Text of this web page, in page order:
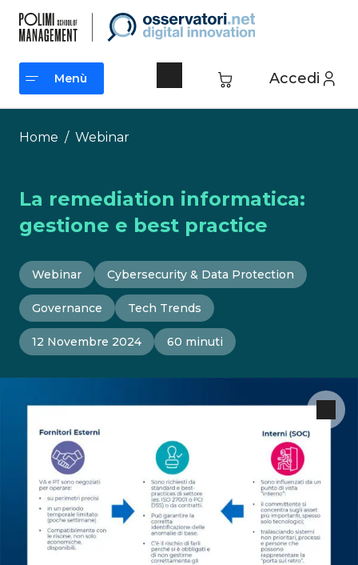
contenuto
Accedi
Menù
Menù
Home / Webinar
La remediation informatica:
gestione e best practice
Webinar Cybersecurity & Data Protection
Governance Tech Trends
12 Novembre 2024 60 minuti